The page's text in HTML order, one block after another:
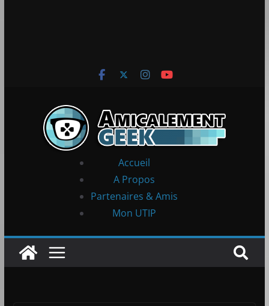
Accueil
A Propos
Partenaires & Amis
Mon UTIP